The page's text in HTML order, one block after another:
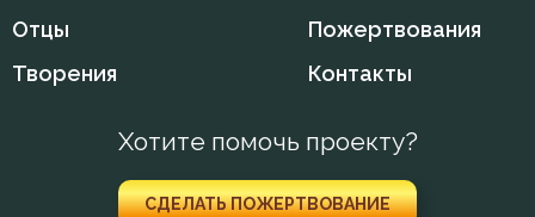
Отцы
Творения
Пожертвования
Контакты
Хотите помочь проекту?
СДЕЛАТЬ ПОЖЕРТВОВАНИЕ